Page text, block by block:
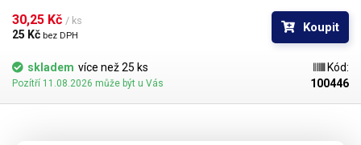
povrchu a přesné dodržení vnitřních průměrů jehly a proto je povrch
kapiláry elektrolyticky leštěn.
30,25 Kč / ks
25 Kč bez DPH
Koupit
skladem více než 25 ks
Pozítří 11.08.2026 může být u Vás
Kód:
100446